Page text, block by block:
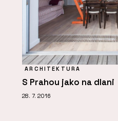
ARCHITEKTURA
S Prahou jako na dlani
28. 7. 2016